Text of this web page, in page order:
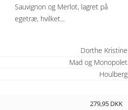
Sauvignon og Merlot, lagret på
egetræ, hvilket...
Dorthe Kristine
Mad og Monopolet
Houlberg
279,95 DKK